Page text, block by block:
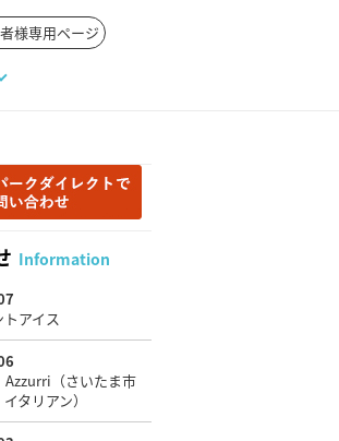
様専用ページ
履歴
賃貸vs持ち家
予約
Information